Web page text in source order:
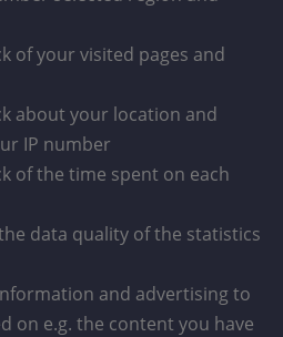
of your visited pages and
about your location and
IP number
of the time spent on each
data quality of the statistics
and advertising to
on e.g. the content you have